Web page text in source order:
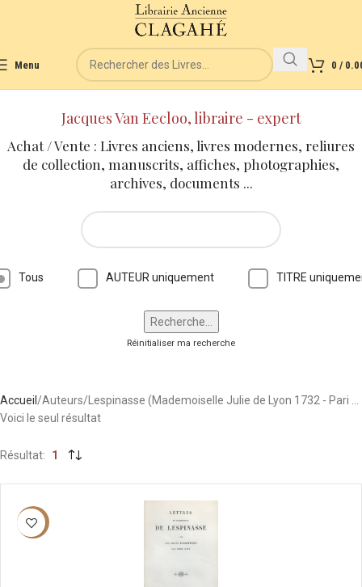
Menu 0 /
Jacques Van Eecloo, libraire - expert
Achat / Vente : Livres anciens, livres modernes, reliures
de collection, manuscrits, affiches, photographies,
archives, documents ...
Tous AUTEUR uniquement TITRE
Réinitialiser ma recherche
Accueil Auteurs
Lespinasse (Mademoiselle Julie de Lyon 1732 - Pari …
Voici le seul résultat
Résultat 1
-40%